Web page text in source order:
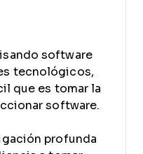
software
tecnológicos,
que es tomar la
software.
profunda